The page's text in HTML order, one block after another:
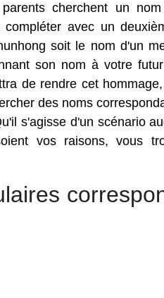
cherchent un
avec un
soit le nom d'un
son nom à votre
de rendre cet
des noms
s'agisse d'un scénario
vos raisons, vous